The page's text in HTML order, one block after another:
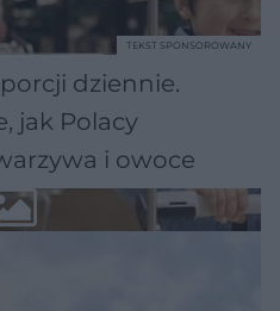
dziennie.
jak Polacy
i owoce
TEKST SPONSOROWANY